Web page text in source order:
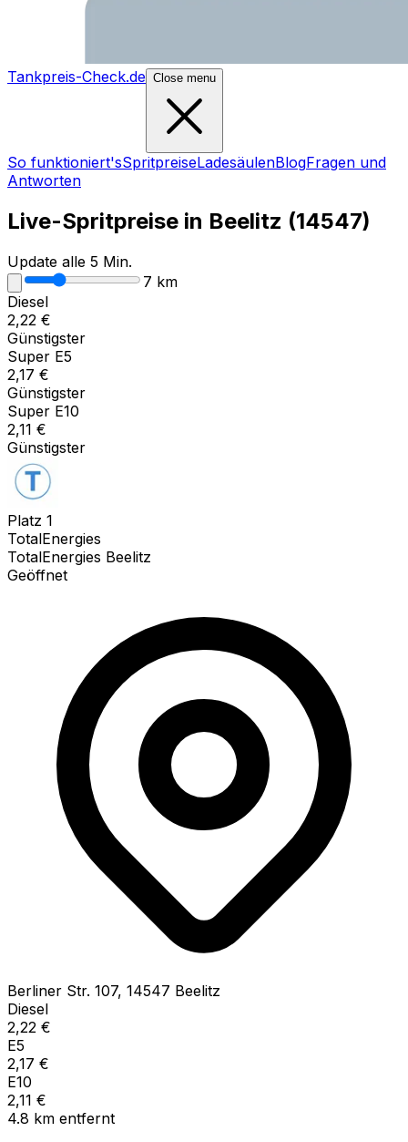
Tankpreis-Check.de Close menu
So funktioniert'sSpritpreiseLadesäulenBlogFragen und
Antworten
Live-Spritpreise in Beelitz (14547)
Update alle 5 Min.
7 km
Diesel
2,22 €
Günstigster
Super E5
2,17 €
Günstigster
Super E10
2,11 €
Günstigster
Platz 1
TotalEnergies
TotalEnergies Beelitz
Geöffnet
Berliner Str. 107, 14547 Beelitz
Diesel
2,22 €
E5
2,17 €
E10
2,11 €
4.8 km entfernt